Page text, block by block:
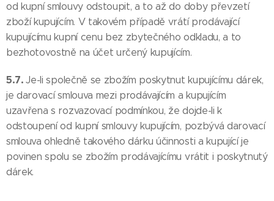
od kupní smlouvy odstoupit, a to až do doby převzetí
zboží kupujícím. V takovém případě vrátí prodávající
kupujícímu kupní cenu bez zbytečného odkladu, a to
bezhotovostně na účet určený kupujícím.
5.7.Je-li společně se zbožím poskytnut kupujícímu dárek,
je darovací smlouva mezi prodávajícím a kupujícím
uzavřena s rozvazovací podmínkou, že dojde-li k
odstoupení od kupní smlouvy kupujícím, pozbývá darovací
smlouva ohledně takového dárku účinnosti a kupující je
povinen spolu se zbožím prodávajícímu vrátit i poskytnutý
dárek.